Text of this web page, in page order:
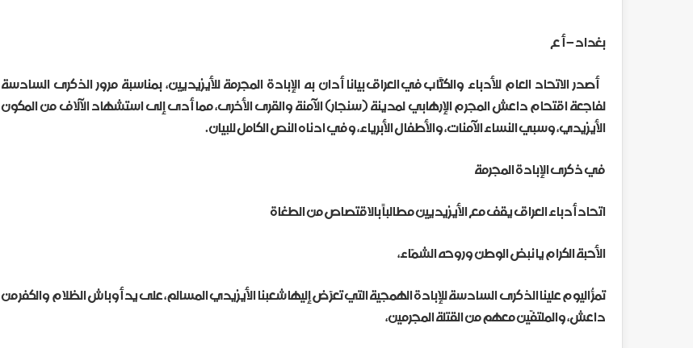
بغداد – أ ع
أصدر الاتحاد العام للأدباء والكتّاب في العراق بياناً أدان به الإبادة المجرمة للأيزيديين، بمناسبة مرور الذكرى السادسة
لفاجعة اقتحام داعش المجرم الإرهابي لمدينة (سنجار) الآمنة والقرى الأخرى، مما أدى إلى استشهاد الآلاف من المكون
الأيزيدي، وسبي النساء الآمنات، والأطفال الأبرياء، وفي ادناه النص الكامل للبيان.
في ذكرى الإبادة المجرمة
اتحاد أدباء العراق يقف مع الأيزيديين مطالباً بالاقتصاص من الطغاة
الأحبة الكرام يا نبض الوطن وروحه الشمّاء،
تمرُّ اليوم علينا الذكرى السادسة للإبادة الهمجية التي تعرّض إليها شعبنا الأيزيدي المسالم، على يد أوباش الظلام والكفر من
داعش، والملتفّين معهم من القتلة المجرمين،